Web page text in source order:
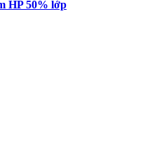
HP 50% lớp